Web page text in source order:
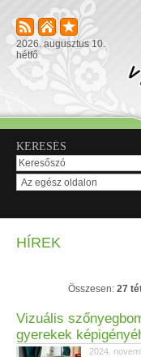
2026. augusztus 10.
hétfő
KERESÉS
HÍREK
Összesen: 27
Vizuális
gyerekek
2024.